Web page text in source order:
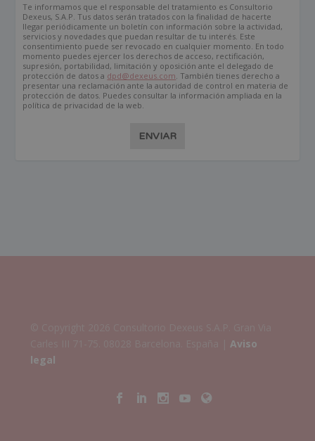
Te informamos que el responsable del tratamiento es Consultorio
Dexeus, S.A.P. Tus datos serán tratados con la finalidad de hacerte
llegar periódicamente un boletín con información sobre la actividad,
servicios y novedades que puedan resultar de tu interés. Este
consentimiento puede ser revocado en cualquier momento. En todo
momento puedes ejercer los derechos de acceso, rectificación,
supresión, portabilidad, limitación y oposición ante el delegado de
protección de datos a dpd@dexeus.com . También tienes derecho a
presentar una reclamación ante la autoridad de control en materia de
protección de datos. Puedes consultar la información ampliada en la
política de privacidad de la web.
ENVIAR
Aviso
legal